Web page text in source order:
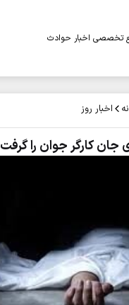
تخصصی اخبار حوادث
اخبار روز
جان کارگر جوان را گرفت